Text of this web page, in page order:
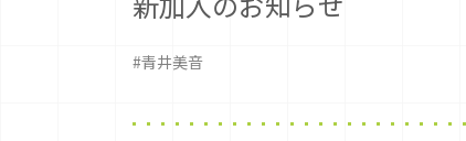
#青井美音